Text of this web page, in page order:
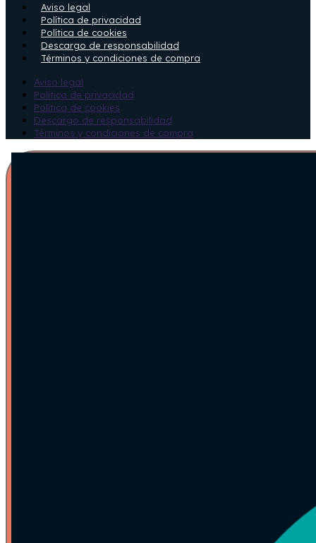
Aviso legal
Política de privacidad
Política de cookies
Descargo de responsabilidad
Términos y condiciones de compra
Aviso legal
Política de privacidad
Política de cookies
Descargo de responsabilidad
Términos y condiciones de compra